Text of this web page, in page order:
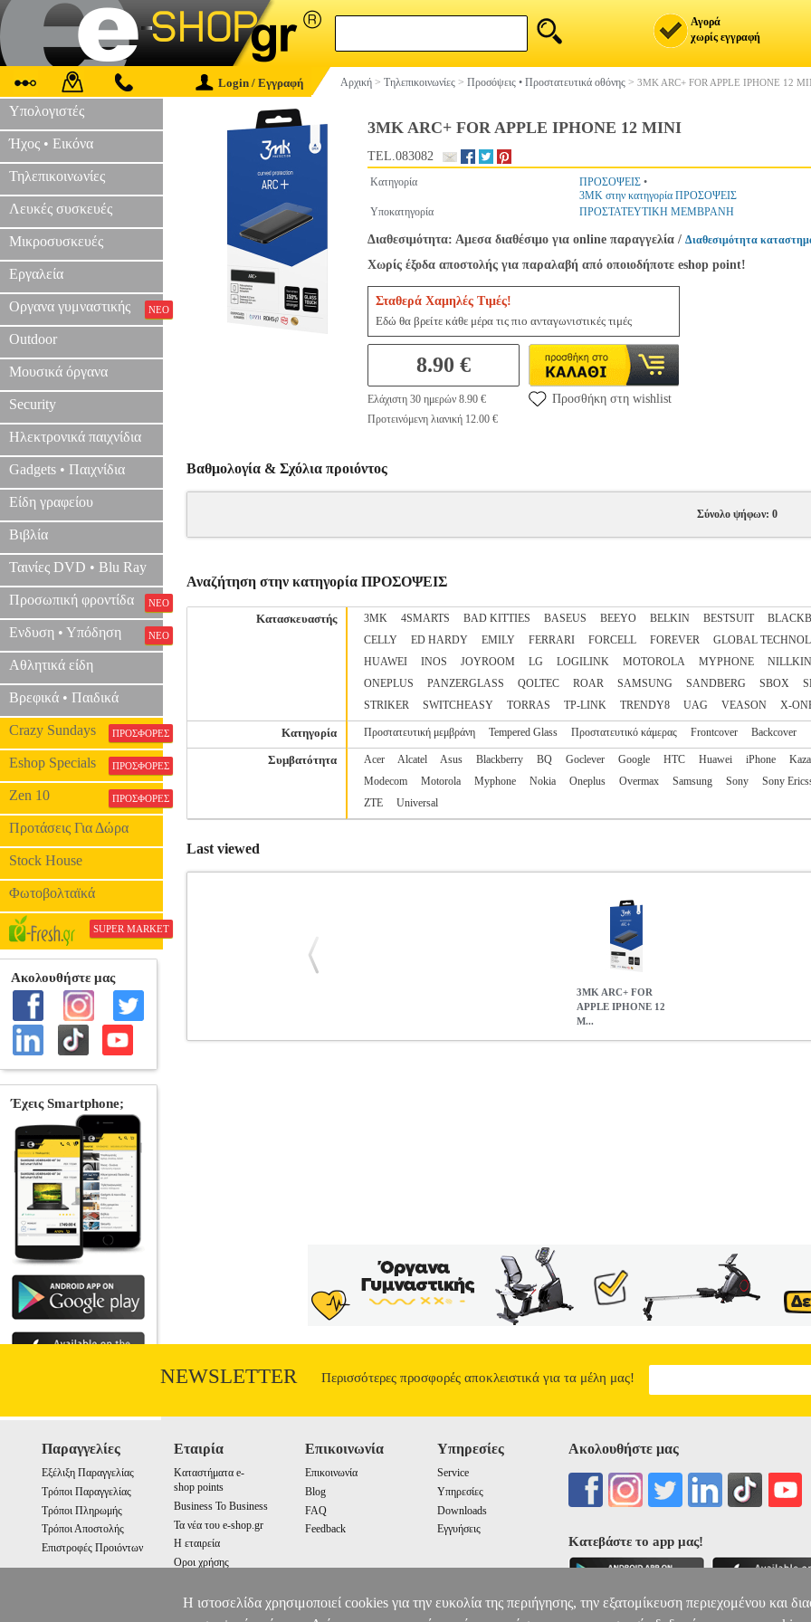
Αγορά
χωρίς εγγραφή
Login / Εγγραφή Αρχική > Τηλεπικοινωνίες > Προσόψεις • Προστατευτικά οθόνης > 3MK ARC+ FOR APPLE IPHONE 12
Υπολογιστές
Ήχος • Εικόνα
Τηλεπικοινωνίες
Λευκές συσκευές
Μικροσυσκευές
Εργαλεία
Οργανα γυμναστικής ΝΕΟ
Outdoor
Μουσικά όργανα
Security
Ηλεκτρονικά παιχνίδια
Gadgets • Παιχνίδια
Είδη γραφείου
Βιβλία
Ταινίες DVD • Blu Ray
Προσωπική φροντίδα ΝΕΟ
Ενδυση • Υπόδηση ΝΕΟ
Αθλητικά είδη
Βρεφικά • Παιδικά
Crazy Sundays ΠΡΟΣΦΟΡΕΣ
Eshop Specials ΠΡΟΣΦΟΡΕΣ
Zen 10 ΠΡΟΣΦΟΡΕΣ
Προτάσεις Για Δώρα
Stock House
Φωτοβολταϊκά
SUPER MARKET
3MK ARC+ FOR APPLE IPHONE 12 MINI
TEL.083082
Κατηγορία ΠΡΟΣΟΨΕΙΣ •
3MK στην κατηγορία ΠΡΟΣΟΨΕΙΣ
Υποκατηγορία
ΠΡΟΣΤΑΤΕΥΤΙΚΗ ΜΕΜΒΡΑΝΗ
Διαθεσιμότητα: Αμεσα διαθέσιμο για online παραγγελία / Διαθεσιμότητα
Χωρίς έξοδα αποστολής για παραλαβή από οποιοδήποτε eshop point!
Σταθερά Χαμηλές Τιμές!
Εδώ θα βρείτε κάθε μέρα τις πιο ανταγωνιστικές τιμές
8.90 €
Ελάχιστη 30 ημερών 8.90 €
Προτεινόμενη λιανική 12.00 €
Προσθήκη στη wishlist
Βαθμολογία & Σχόλια προιόντος
Σύνολο ψήφων: 0
Αναζήτηση στην κατηγορία ΠΡΟΣΟΨΕΙΣ
Κατασκευαστής 3MK 4SMARTS BAD KITTIES BASEUS BEEYO BELKIN BESTSUIT
CELLY
ED HARDY EMILY FERRARI FORCELL FOREVER GLOBAL
HUAWEI
INOS JOYROOM LG LOGILINK MOTOROLA MYPHONE NILLKIN
ONEPLUS
PANZERGLASS QOLTEC ROAR SAMSUNG SANDBERG SBOX
STRIKER
SWITCHEASY TORRAS TP-LINK TRENDY8 UAG VEASON X-
Κατηγορία Προστατευτική μεμβράνη Tempered Glass Προστατευτικό κάμερας Frontcover Backcover
Συμβατότητα Acer Alcatel Asus Blackberry BQ Goclever Google HTC Huawei iPhone
Modecom
Motorola Myphone Nokia Oneplus Overmax Samsung Sony Sony
ZTE
Universal
Last viewed
3MK ARC+ FOR
APPLE IPHONE 12
M...
NEWSLETTER Περισσότερες προσφορές αποκλειστικά για τα μέλη μας!
Παραγγελίες
Εξέλιξη Παραγγελίας
Τρόποι Παραγγελίας
Τρόποι Πληρωμής
Τρόποι Αποστολής
Επιστροφές Προιόντων
Εταιρία
Καταστήματα e-
shop points
Business To Business
Τα νέα του e-shop.gr
Η εταιρεία
Οροι χρήσης
Επικοινωνία
Επικοινωνία
Blog
FAQ
Feedback
Υπηρεσίες
Service
Υπηρεσίες
Downloads
Εγγυήσεις
Ακολουθήστε μας
Κατεβάστε το app μας!
Η ιστοσελίδα χρησιμοποιεί cookies για την ευκολία της περιήγησης, την εξατομίκευση περιεχομένου και